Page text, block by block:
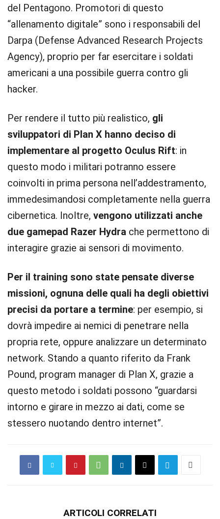
del Pentagono. Promotori di questo
“allenamento digitale” sono i responsabili del
Darpa (Defense Advanced Research Projects
Agency), proprio per far esercitare i soldati
americani a una possibile guerra contro gli
hacker.
Per rendere il tutto più realistico, gli
sviluppatori di Plan X hanno deciso di
implementare al progetto Oculus Rift: in
questo modo i militari potranno essere
coinvolti in prima persona nell’addestramento,
immedesimandosi completamente nella guerra
cibernetica. Inoltre, vengono utilizzati anche
due gamepad Razer Hydra che permettono di
interagire grazie ai sensori di movimento.
Per il training sono state pensate diverse
missioni, ognuna delle quali ha degli obiettivi
precisi da portare a termine: per esempio, si
dovrà impedire ai nemici di penetrare nella
propria rete, oppure analizzare un determinato
network. Stando a quanto riferito da Frank
Pound, program manager di Plan X, grazie a
questo metodo i soldati possono “guardarsi
intorno e girare in mezzo ai dati, come se
stessero nuotando dentro internet”.
ARTICOLI CORRELATI